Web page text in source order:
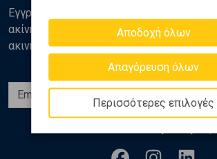
Αποδοχή όλων
Απαγόρευση όλων
Περισσότερες επιλογές
Εγγραφείτε στο newsletter της Golden
ακίνητα, αναλύσεις και διάφορα θέματα
ακινήτων